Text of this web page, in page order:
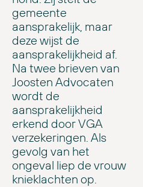
gemeente
aansprakelijk, maar
deze wijst de
aansprakelijkheid af.
Na twee brieven van
Joosten Advocaten
wordt de
aansprakelijkheid
erkend door VGA
verzekeringen. Als
gevolg van het
ongeval liep de vrouw
knieklachten op.